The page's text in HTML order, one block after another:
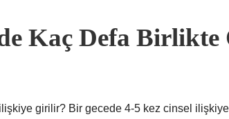
Kaç Defa
girilir? Bir gecede 4-5 kez cinsel